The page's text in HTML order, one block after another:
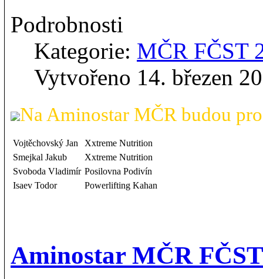
Podrobnosti
Kategorie: MČR FČST
Vytvořeno 14. březen
Na Aminostar MČR budou
Vojtěchovský Jan
Xxtreme Nutrition
Smejkal Jakub
Xxtreme Nutrition
Svoboda Vladimír Posilovna Podivín
Isaev Todor
Powerlifting Kahan
Aminostar MČR